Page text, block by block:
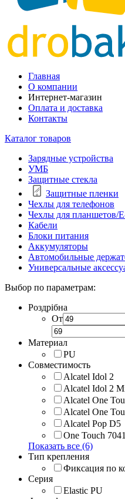
Главная
О компании
Интернет-магазин
Оплата и доставка
Контакты
Каталог товаров
Зарядные устройства
УМБ
Защитные стекла
Защитные пленки
Чехлы для телефонов
Чехлы для планшетов/
Кабели
Блоки питания
Аккумуляторы
Автомобильные
Универсальные
Выбор по параметрам:
Роздрібна
От
Материал
PU
Совместимость
Alcatel Idol 2
Alcatel Idol 2
Alcatel One
Alcatel One
Alcatel Pop D5
One Touch
Показать все (6)
Тип крепления
Фиксация по
Серия
Elastic PU